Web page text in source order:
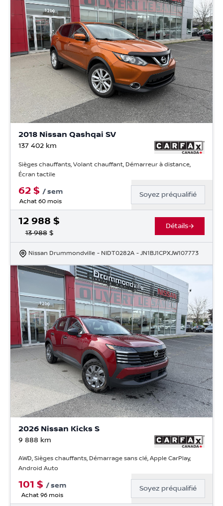
2018 Nissan Qashqai SV
137 402 km
Sièges chauffants, Volant chauffant, Démarreur à distance,
Écran tactile
62 $ /sem
Achat 60 mois
Soyez préqualifié
12 988 $
13 988$
Détails
Nissan Drummondville - NIDT0282A - JN1BJ1CPXJW107773
2026 Nissan Kicks S
9 888 km
AWD, Sièges chauffants, Démarrage sans clé, Apple CarPlay,
Android Auto
101 $ /sem
Achat 96 mois
Soyez préqualifié